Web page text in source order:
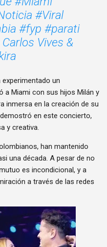
#Viral
#fyp #parati
Vives &
un
a Miami con sus hijos Milán y
inmersa en la creación de su
en este concierto,
y creativa.
han mantenido
una década. A pesar de no
es incondicional, y a
a través de las redes